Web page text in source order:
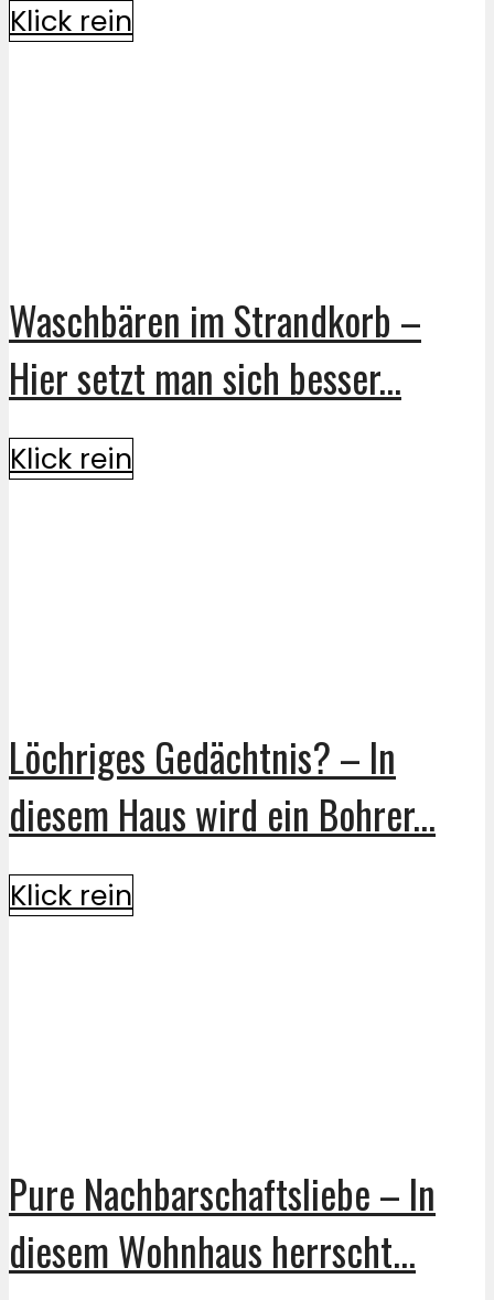
Klick rein
Waschbären im Strandkorb –
Hier setzt man sich besser...
Klick rein
Löchriges Gedächtnis? – In
diesem Haus wird ein Bohrer...
Klick rein
Pure Nachbarschaftsliebe – In
diesem Wohnhaus herrscht...